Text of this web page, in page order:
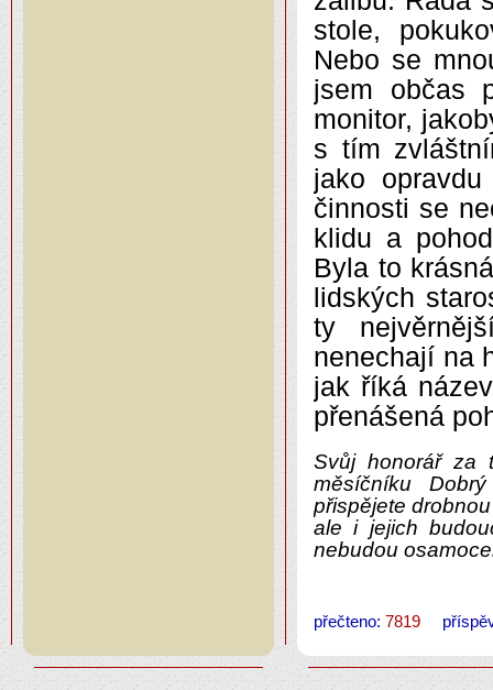
stole,
Nebo se
jsem občas
monitor,
s tím
jako
činnosti se
klidu a
Byla to
lidských
ty
nenechají na
jak říká
přenášená
Svůj honorář za
měsíčníku
přispějete
ale i jejich
nebudou
přečteno: 7819